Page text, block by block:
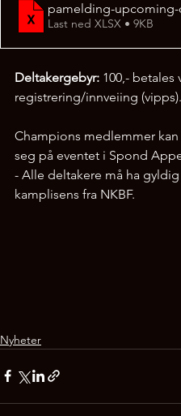
pamelding-upcoming-
Last ned XLSX • 9KB
Deltakergebyr: 100,- betales
registrering/innveiing (vipps).
Champions medlemmer
seg på eventet i Spond
- Alle deltakere må ha gyldig
kamplisens fra NKBF.
Nyheter